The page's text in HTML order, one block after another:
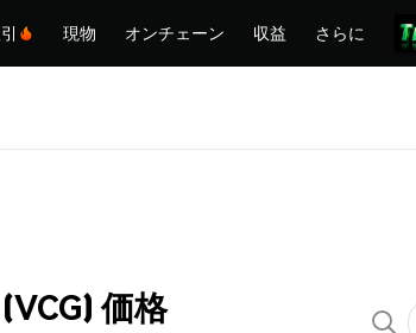
現物 オンチェーン 収益 さらに
価格